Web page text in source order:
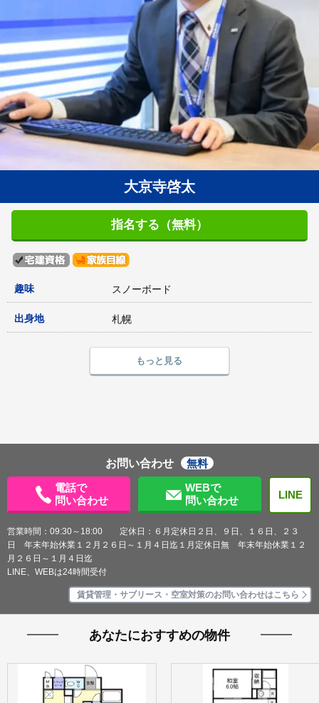
大京寺啓太
指名する（無料）
趣味 スノーボード
出身地 札幌
もっと見る
お問い合わせ
無料
電話で
問い合わせ
WEBで
問い合わせ
LINE
営業時間：09:30～18:00 定休日：６月定休日２日、９日、１６日、２３
日 年末年始休業１２月２６日～１月４日迄１月定休日無 年末年始休業１２
月２６日～１月４日迄
LINE、WEBは24時間受付
賃貸管理・サブリース・空室対策のお問い合わせはこちら
あなたにおすすめの物件